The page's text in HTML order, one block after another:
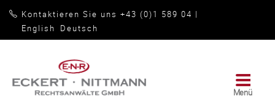
Kontaktieren Sie uns +43 (0)1 589 04 |
English
Deutsch
Menü